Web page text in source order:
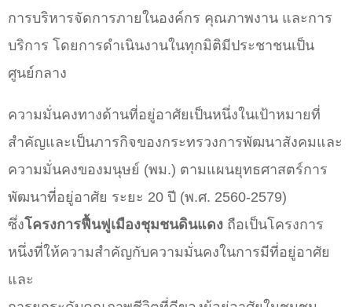
การบริหารจัดการภายในองค์กร คุณภาพงาน และการ
บริการ โดยการดำเนินงานในทุกมิติมีประชาชนเป็น
ศูนย์กลาง
ความมั่นคงทางด้านที่อยู่อาศัยเป็นหนึ่งในเป้าหมายที่
สำคัญและเป็นภารกิจของกระทรวงการพัฒนาสังคมและ
ความมั่นคงของมนุษย์ (พม.) ตามแผนยุทธศาสตร์การ
พัฒนาที่อยู่อาศัย ระยะ 20 ปี (พ.ศ. 2560-2579)
ซึ่งโครงการฟื้นฟูเมืองชุมชนดินแดง ถือเป็นโครงการ
หนึ่งที่ให้ความสำคัญกับความมั่นคงในการมีที่อยู่อาศัย
และ